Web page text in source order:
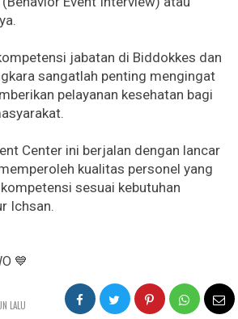
jabatan di Biddokkes dan
sangatlah penting mengingat
pelayanan kesehatan bagi
Center ini berjalan dengan lancar
kualitas personel yang
sesuai kebutuhan
Ichsan.
💙
LALU